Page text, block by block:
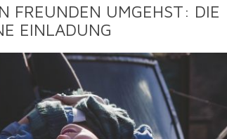
FREUNDEN UMGEHST: DIE
EINLADUNG